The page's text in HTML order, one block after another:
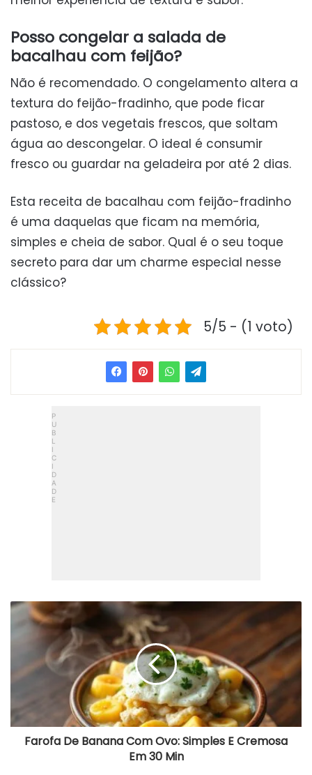
Posso congelar a salada de
bacalhau com feijão?
Não é recomendado. O congelamento altera a
textura do feijão-fradinho, que pode ficar
pastoso, e dos vegetais frescos, que soltam
água ao descongelar. O ideal é consumir
fresco ou guardar na geladeira por até 2 dias.
Esta receita de bacalhau com feijão-fradinho
é uma daquelas que ficam na memória,
simples e cheia de sabor. Qual é o seu toque
secreto para dar um charme especial nesse
clássico?
5/5 - (1 voto)
Farofa
Banana
Simples
E
Em
30
Min
Farofa De Banana Com Ovo: Simples E Cremosa
Em 30 Min